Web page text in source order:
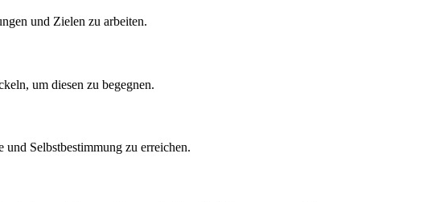
und Zielen zu arbeiten.
um diesen zu begegnen.
Selbstbestimmung zu erreichen.